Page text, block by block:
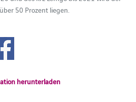
50 Prozent liegen.
herunterladen